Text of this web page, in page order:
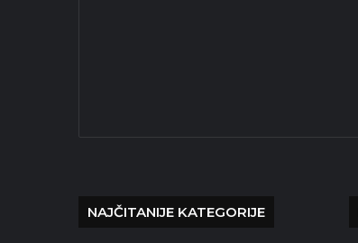
NAJČITANIJE KATEGORIJE